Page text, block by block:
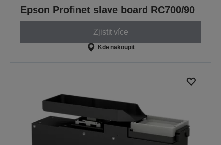
Epson Profinet slave board RC700/90
Zjistit více
Kde nakoupit